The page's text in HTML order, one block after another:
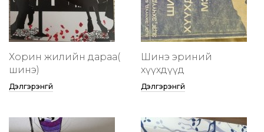
Хорин жилийн дараа(
шинэ)
Дэлгэрэнгүй
Шинэ эриний
хүүхдүүд
Дэлгэрэнгүй